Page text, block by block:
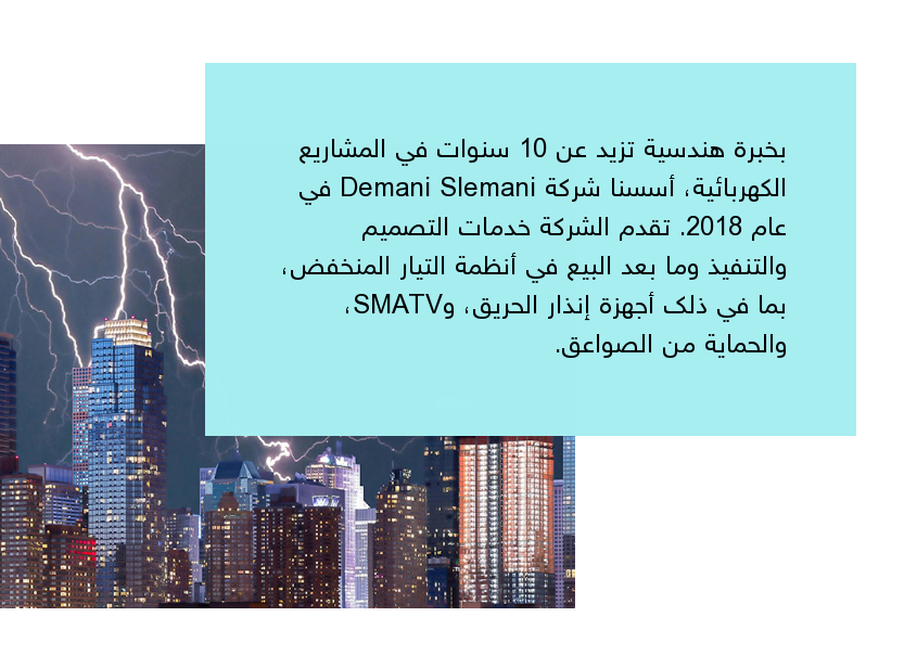
بخبرة هندسية تزيد عن 10 سنوات في المشاريع
الكهربائية، أسسنا شركة Demani Slemani في
عام 2018. تقدم الشركة خدمات التصميم
والتنفيذ وما بعد البيع في أنظمة التيار المنخفض،
بما في ذلك أجهزة إنذار الحريق، وSMATV،
والحماية من الصواعق.